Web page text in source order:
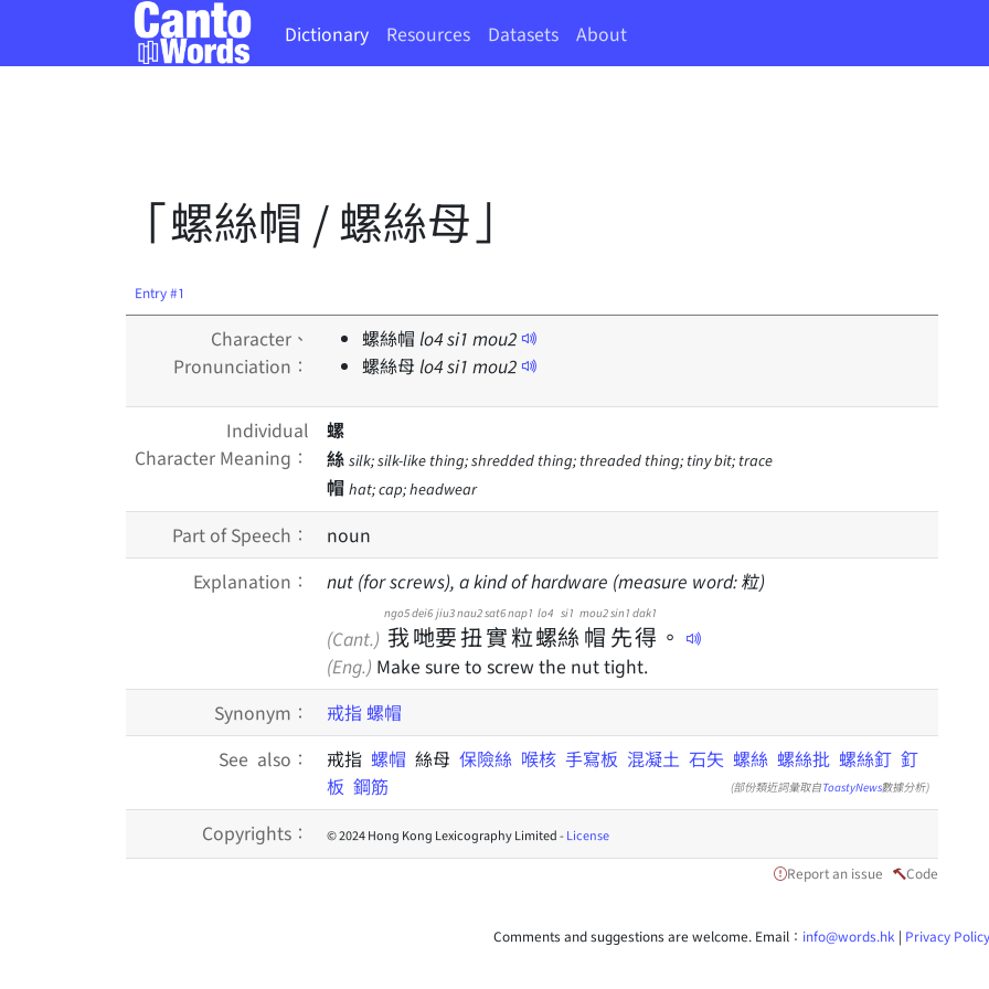
Dictionary Resources Datasets About
「螺絲帽 / 螺絲母」
Entry #1
Character、
Pronunciation：
螺絲帽 lo4si1 mou2
螺絲母 lo4si1 mou2
Individual
Character Meaning：
螺
絲 silk; silk-like thing; shredded thing; threaded thing; tiny bit; trace
帽 hat; cap; headwear
Part of Speech：
noun
Explanation：
nut (for screws), a kind of hardware (measure word: 粒)
(Cant.) 我
ngo5
哋
dei6
要
jiu3
扭
nau2
實
sat6
粒
nap1
螺
lo4
絲
si1
帽
mou2
先
sin1
得
dak1
。
(Eng.) Make sure to screw the nut tight.
Synonym：
戒指螺帽
See also：
戒指 螺帽 絲母 保險絲 喉核 手寫板 混凝土 石矢 螺絲 螺絲批 螺絲釘 釘
板 鋼筋 (部份類近詞彙取自ToastyNews數據分析)
Copyrights： © 2024 Hong Kong Lexicography Limited -License
Report an issue Code
Comments and suggestions are welcome. Email： info@words.hk | Privacy Policy